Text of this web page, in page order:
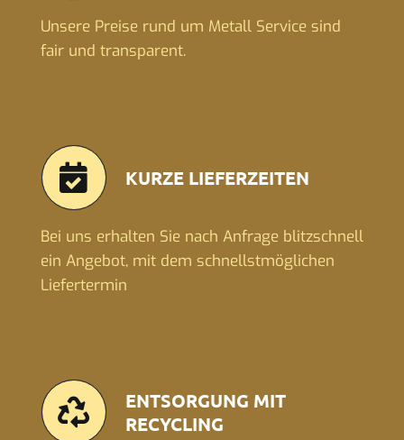
Unsere Preise rund um Metall Service sind
fair und transparent.
KURZE LIEFERZEITEN
Bei uns erhalten Sie nach Anfrage blitzschnell
ein Angebot, mit dem schnellstmöglichen
Liefertermin
ENTSORGUNG MIT
RECYCLING